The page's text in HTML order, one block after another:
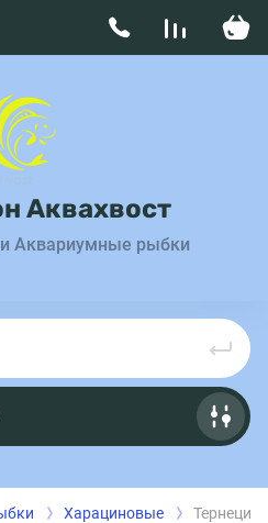
Аквахвост
Аквариумные рыбки
Харациновые Тернеция